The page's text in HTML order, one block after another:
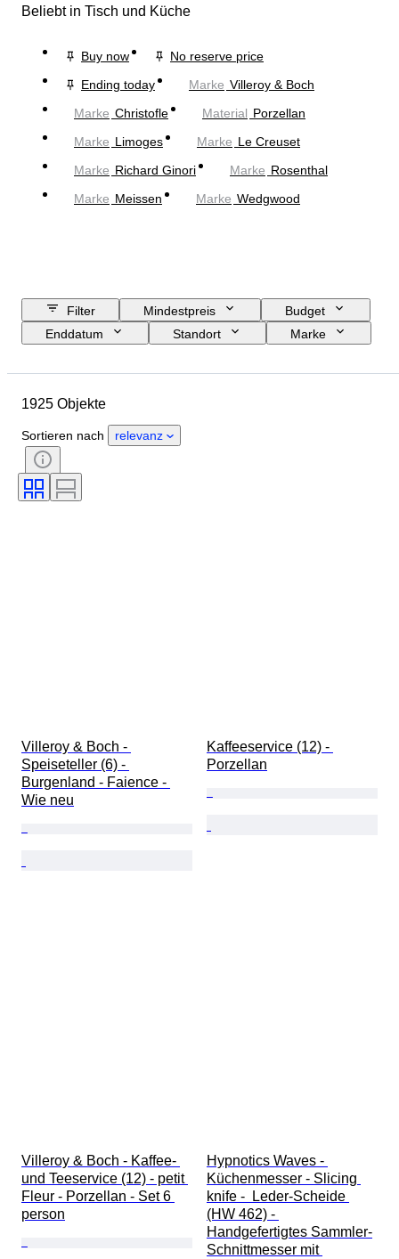
Beliebt in Tisch und Küche
Buy now
No reserve price
Ending today
Marke Villeroy & Boch
Marke Christofle Material Porzellan
Marke Limoges Marke Le Creuset
Marke Richard Ginori Marke Rosenthal
Marke Meissen Marke Wedgwood
Filter Mindestpreis
Budget
Enddatum
Standort
Marke
Stil
Epoche
Art von Küchenmesser
Künstler
Schöpfer
1925 Objekte
Sortieren nach relevanz
Villeroy & Boch -
Speiseteller (6) -
Burgenland - Faience -
Wie neu
Kaffeeservice (12) -
Porzellan
Villeroy & Boch - Kaffee-
und Teeservice (12) - petit
Fleur - Porzellan - Set 6
person
Hypnotics Waves -
Küchenmesser - Slicing
knife -  Leder-Scheide
(HW 462) -
Handgefertigtes Sammler-
Schnittmesser mit